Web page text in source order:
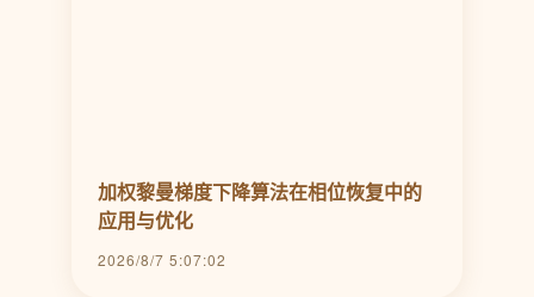
加权黎曼梯度下降算法在相位恢复中的
应用与优化
2026/8/7 5:07:02